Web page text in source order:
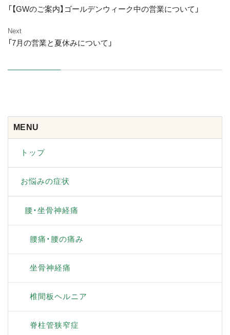
「【GWのご案内】ゴールデンウィーク中の営業について」
Next
「7月の営業と夏休みについて」
MENU
トップ
お悩みの症状
腰・坐骨神経痛
腰痛・腰の痛み
坐骨神経痛
椎間板ヘルニア
脊柱管狭窄症